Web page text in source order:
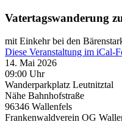
Vatertagswanderung
mit Einkehr bei den
Diese Veranstaltung im iCal-
14. Mai 2026
09:00 Uhr
Wanderparkplatz Leutnitztal
Nähe Bahnhofstraße
96346 Wallenfels
Frankenwaldverein OG